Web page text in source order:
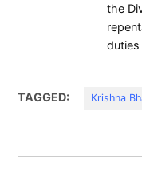
the
TAGGED: Krishna